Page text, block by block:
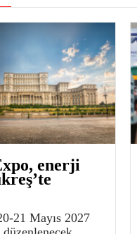
enerji
21 Mayıs 2027